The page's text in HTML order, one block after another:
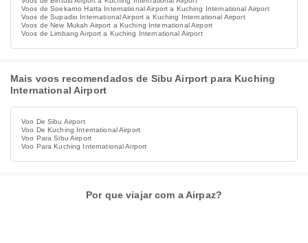
Voos de Soekarno Hatta International Airport a Kuching International Airport
Voos de Supadio International Airport a Kuching International Airport
Voos de New Mukah Airport a Kuching International Airport
Voos de Limbang Airport a Kuching International Airport
Mais voos recomendados de Sibu Airport para Kuching
International Airport
Voo De Sibu Airport
Voo De Kuching International Airport
Voo Para Sibu Airport
Voo Para Kuching International Airport
Por que viajar com a Airpaz?